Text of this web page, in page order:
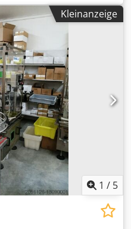
Kleinanzeige
1 / 5